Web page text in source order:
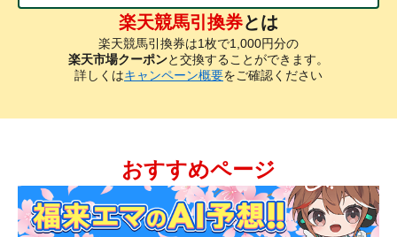
楽天競馬引換券とは
楽天競馬引換券は1枚で1,000円分の
楽天市場クーポンと交換することができます。
詳しくはキャンペーン概要をご確認ください
おすすめページ